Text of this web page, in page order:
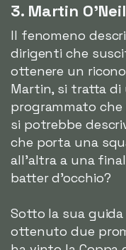
3. Martin
Il fenomeno
dirigenti che
ottenere un
Martin, si tratta
programmato
si potrebbe
che porta una
all'altra a una
batter d'occhio?
Sotto la sua guida
ottenuto due